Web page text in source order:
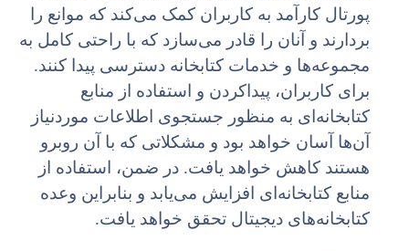
پورتال کارآمد به کاربران کمک می‌کند که موانع را
بردارند و آنان را قادر می‌سازد که با راحتی کامل به
مجموعه‌ها و خدمات کتابخانه دسترسی پیدا کنند.
برای کاربران، پیداکردن و استفاده از منابع
کتابخانه‌ای به منظور جستجوی اطلاعات موردنیاز
آن‌ها آسان خواهد بود و مشکلاتی که با آن روبرو
هستند کاهش خواهد یافت. در ضمن، استفاده از
منابع کتابخانه‌ای افزایش می‌یابد و بنابراین وعده
کتابخانه‌های دیجیتال تحقق خواهد یافت.